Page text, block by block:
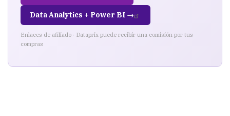
Data Analytics + Power BI →
Enlaces de afiliado · Dataprix puede recibir una comisión por tus
compras